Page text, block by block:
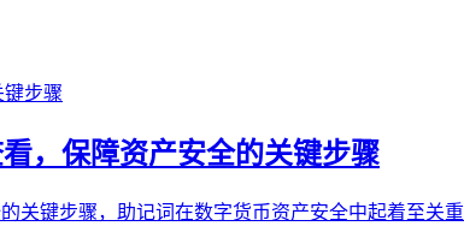
，保障资产安全的关键步骤
关键步骤，助记词在数字货币资产安全中起着至关